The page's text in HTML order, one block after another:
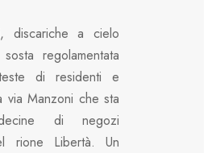
discariche a cielo
regolamentata
di residenti e
via Manzoni che sta
di negozi
rione Libertà. Un